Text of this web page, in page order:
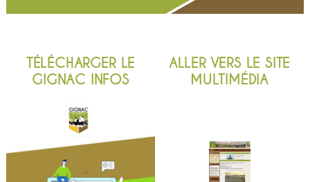
TÉLÉCHARGER LE
GIGNAC INFOS
ALLER VERS LE SITE
MULTIMÉDIA